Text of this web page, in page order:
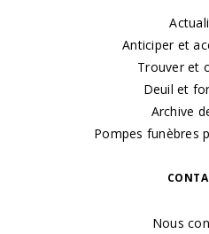
Anticiper et
Trouver et
Deuil et
Archive
Pompes funèbres
Nous